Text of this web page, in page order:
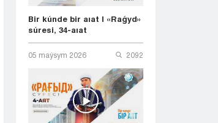
Bir kúnde bir aıat | «Raǵyd»
súresi, 34-aıat
05 maýsym 2026 2092